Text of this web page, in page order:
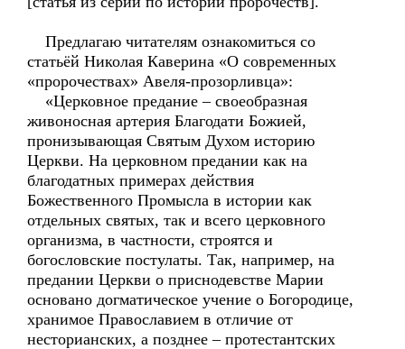
Предлагаю читателям ознакомиться со
статьёй Николая Каверина «О современных
«пророчествах» Авеля-прозорливца»:
«Церковное предание – своеобразная
живоносная артерия Благодати Божией,
пронизывающая Святым Духом историю
Церкви. На церковном предании как на
благодатных примерах действия
Божественного Промысла в истории как
отдельных святых, так и всего церковного
организма, в частности, строятся и
богословские постулаты. Так, например, на
предании Церкви о приснодевстве Марии
основано догматическое учение о Богородице,
хранимое Православием в отличие от
несторианских, а позднее – протестантских